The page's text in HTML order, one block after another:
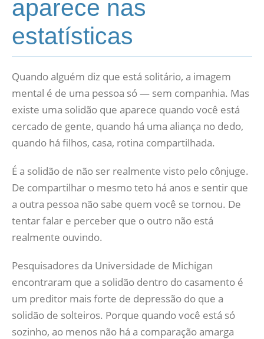
aparece nas
estatísticas
Quando alguém diz que está solitário, a imagem
mental é de uma pessoa só — sem companhia. Mas
existe uma solidão que aparece quando você está
cercado de gente, quando há uma aliança no dedo,
quando há filhos, casa, rotina compartilhada.
É a solidão de não ser realmente visto pelo cônjuge.
De compartilhar o mesmo teto há anos e sentir que
a outra pessoa não sabe quem você se tornou. De
tentar falar e perceber que o outro não está
realmente ouvindo.
Pesquisadores da Universidade de Michigan
encontraram que a solidão dentro do casamento é
um preditor mais forte de depressão do que a
solidão de solteiros. Porque quando você está só
sozinho, ao menos não há a comparação amarga